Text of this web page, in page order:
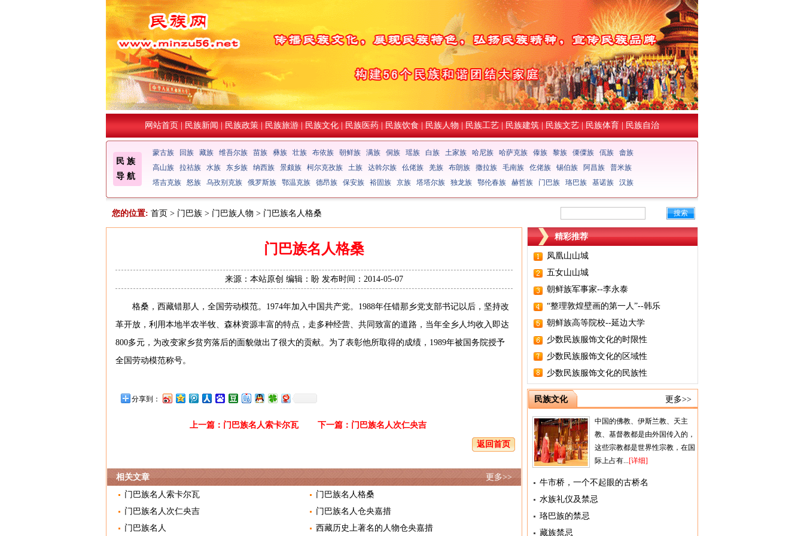
网站首页 民族新闻 民族政策 民族旅游 民族文化 民族医药 民族饮食 民族人物 民族工艺 民族建筑 民族文艺 民族体育 民族自治
民 族
导 航
蒙古族 回族 藏族 维吾尔族 苗族 彝族 壮族 布依族 朝鲜族 满族 侗族 瑶族 白族 土家族 哈尼族 哈萨克族 傣族 黎族 傈僳族 佤族
畲族
高山族
拉祜族 水族 东乡族 纳西族 景颇族 柯尔克孜族 土族 达斡尔族 仫佬族 羌族 布朗族 撒拉族 毛南族 仡佬族 锡伯族 阿昌族
普米族
塔吉克族
怒族 乌孜别克族 俄罗斯族 鄂温克族 德昂族 保安族 裕固族 京族 塔塔尔族 独龙族 鄂伦春族 赫哲族 门巴族 珞巴族 基诺族 汉族
您的位置: 首页 > 门巴族 > 门巴族人物 > 门巴族名人格桑 搜索
门巴族名人格桑
来源：本站原创 编辑：盼 发布时间：2014-05-07
格桑，西藏错那人，全国劳动模范。1974年加入中国共产党。1988年任错那乡党支部书记以后，坚持改
革开放，利用本地半农半牧、森林资源丰富的特点，走多种经营、共同致富的道路，当年全乡人均收入即达
800多元，为改变家乡贫穷落后的面貌做出了很大的贡献。为了表彰他所取得的成绩，1989年被国务院授予
全国劳动模范称号。
分享到：
上一篇： 门巴族名人索卡尔瓦 下一篇： 门巴族名人次仁央吉
返回首页
更多>>
相关文章
门巴族名人索卡尔瓦
门巴族名人格桑
门巴族名人次仁央吉
门巴族名人仓央嘉措
门巴族名人
西藏历史上著名的人物仓央嘉措
精彩推荐
凤凰山山城
五女山山城
朝鲜族军事家--李永泰
“整理敦煌壁画的第一人”--韩乐
朝鲜族高等院校--延边大学
少数民族服饰文化的时限性
少数民族服饰文化的区域性
少数民族服饰文化的民族性
更多>>
民族文化
中国的佛教、伊斯兰教、天主
教、基督教都是由外国传入的，
这些宗教都是世界性宗教，在国
际上占有...[详细]
牛市桥，一个不起眼的古桥名
水族礼仪及禁忌
珞巴族的禁忌
藏族禁忌